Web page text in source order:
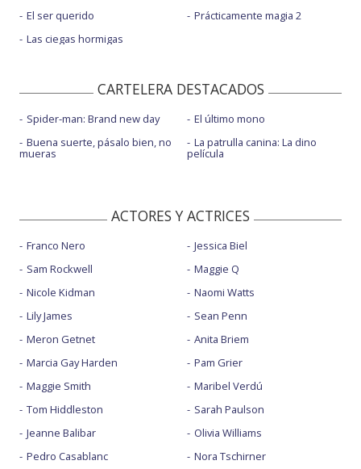
El ser querido
Las ciegas hormigas
Prácticamente magia 2
CARTELERA DESTACADOS
Spider-man: Brand new day
Buena suerte, pásalo bien, no
mueras
El último mono
La patrulla canina: La dino
película
ACTORES Y ACTRICES
Franco Nero
Sam Rockwell
Nicole Kidman
Lily James
Meron Getnet
Marcia Gay Harden
Maggie Smith
Tom Hiddleston
Jeanne Balibar
Pedro Casablanc
Jessica Biel
Maggie Q
Naomi Watts
Sean Penn
Anita Briem
Pam Grier
Maribel Verdú
Sarah Paulson
Olivia Williams
Nora Tschirner